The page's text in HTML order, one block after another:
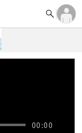





00:00